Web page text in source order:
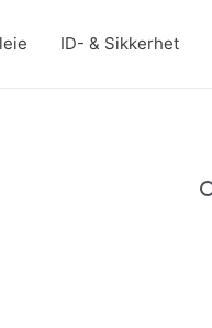
ID- & Sikkerhet